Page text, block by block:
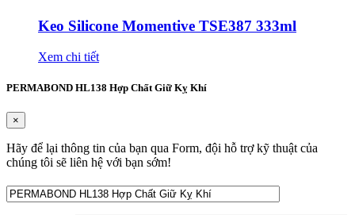
Keo Silicone Momentive TSE387 333ml
Xem chi tiết
PERMABOND HL138 Hợp Chất Giữ Kỵ Khí
×
Hãy để lại thông tin của bạn qua Form, đội hỗ trợ kỹ thuật của
chúng tôi sẽ liên hệ với bạn sớm!